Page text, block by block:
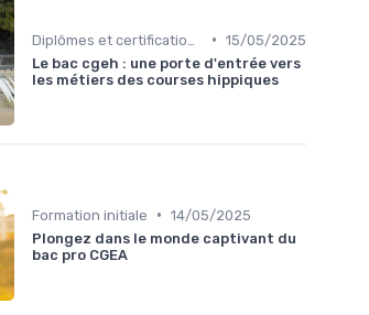
• 15/05/2025
Le bac cgeh : une porte d'entrée vers
les métiers des courses hippiques
Formation initiale • 14/05/2025
Plongez dans le monde captivant du
bac pro CGEA